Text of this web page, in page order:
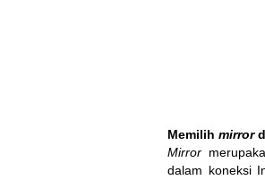
Memilih mirror
Mirror
dalam koneksi